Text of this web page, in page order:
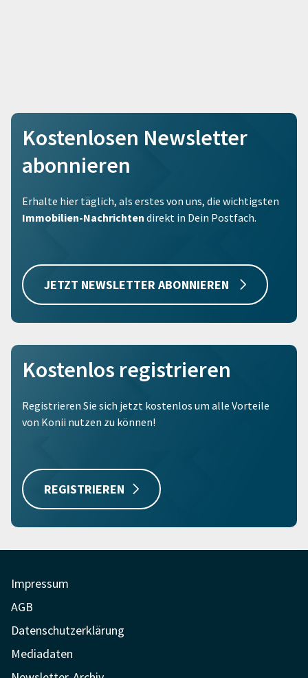
Kostenlosen Newsletter
abonnieren
Erhalte hier täglich, als erstes von uns, die wichtigsten
Immobilien-Nachrichten direkt in Dein Postfach.
JETZT NEWSLETTER ABONNIEREN
Kostenlos registrieren
Registrieren Sie sich jetzt kostenlos um alle Vorteile
von Konii nutzen zu können!
REGISTRIEREN
Impressum
AGB
Datenschutzerklärung
Mediadaten